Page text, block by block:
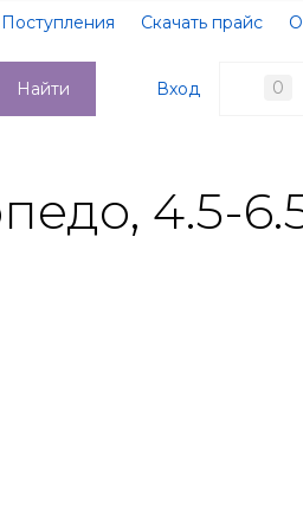
Поступления Скачать прайс
Вход 0
Найти
4.5-